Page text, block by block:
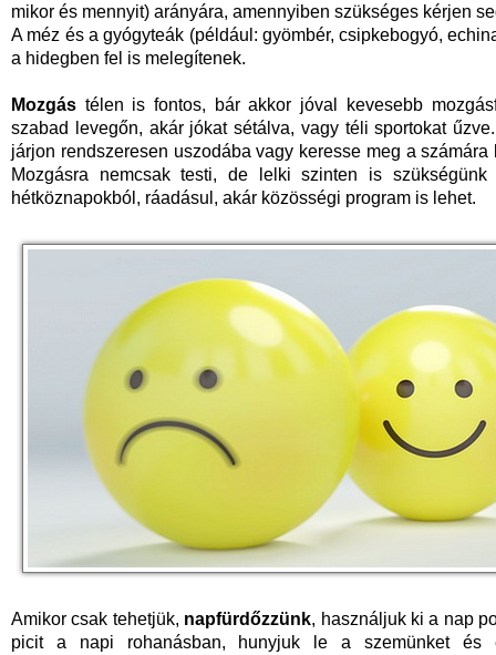
mikor és mennyit) arányára, amennyiben szükséges kérjen
A méz és a gyógyteák (például: gyömbér, csipkebogyó,
a hidegben fel is melegítenek.
Mozgás télen is fontos, bár akkor jóval kevesebb
szabad levegőn, akár jókat sétálva, vagy téli sportokat
járjon rendszeresen uszodába vagy keresse meg a
Mozgásra nemcsak testi, de lelki szinten is
hétköznapokból, ráadásul, akár közösségi program is lehet.
Amikor csak tehetjük, napfürdőzzünk, használjuk ki a nap
picit a napi rohanásban, hunyjuk le a szemünket és